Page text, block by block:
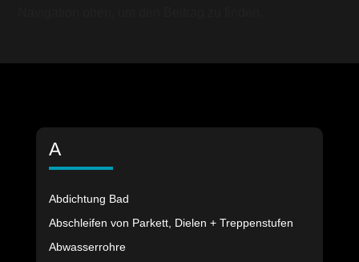
A
Abdichtung Bad
Abschleifen von Parkett, Dielen + Treppenstufen
Abwasserrohre